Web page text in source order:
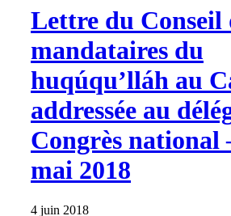
Lettre du Conseil
mandataires du
huqúqu’lláh au
addressée au
Congrès national
mai 2018
4 juin 2018